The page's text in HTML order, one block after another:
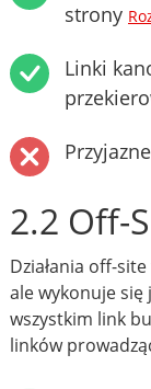
strony
Linki
2.2 Off-
Działania off-
ale wykonuje się
wszystkim link
linków